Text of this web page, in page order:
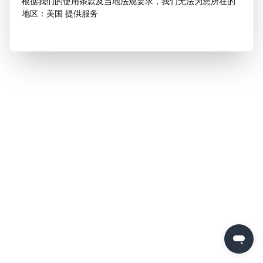
地区：美国 提供服务